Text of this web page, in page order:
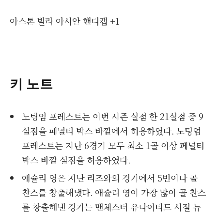
아스톤 빌라 아시안 핸디캡 +1
키 노트
노팅엄 포레스트는 이번 시즌 실점 한 21실점 중 9
실점을 페널티 박스 바깥에서 허용하였다. 노팅엄
포레스트는 지난 6경기 모두 최소 1골 이상 페널티
박스 바깥 실점을 허용하였다.
애슐리 영은 지난 리즈와의 경기에서 5번이나 골
찬스를 창출해냈다. 애슐리 영이 가장 많이 골 찬스
를 창출해낸 경기는 맨체스터 유나이티드 시절 뉴